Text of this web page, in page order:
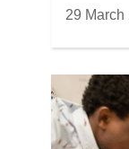
29 March